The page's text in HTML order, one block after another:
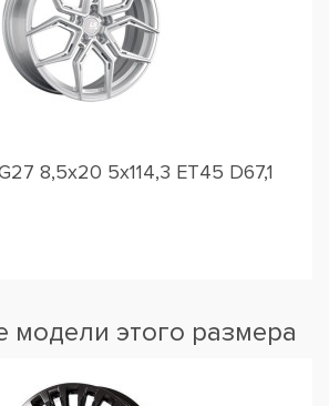
8,5x20 5x114,3 ET45 D67,1
модели этого размера